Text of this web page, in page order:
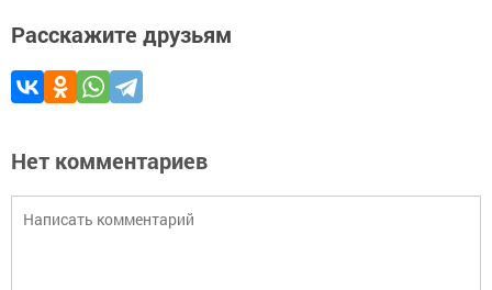
Расскажите друзьям
Нет комментариев